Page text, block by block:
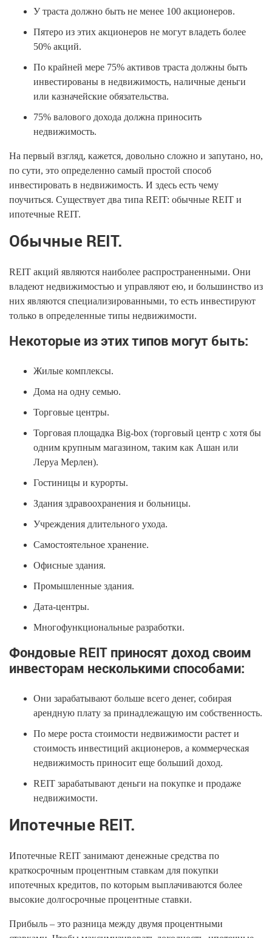
У траста должно быть не менее 100 акционеров.
Пятеро из этих акционеров не могут владеть более
50% акций.
По крайней мере 75% активов траста должны быть
инвестированы в недвижимость, наличные деньги
или казначейские обязательства.
75% валового дохода должна приносить
недвижимость.
На первый взгляд, кажется, довольно сложно и запутано, но,
по сути, это определенно самый простой способ
инвестировать в недвижимость. И здесь есть чему
поучиться. Существует два типа REIT: обычные REIT и
ипотечные REIT.
Обычные REIT.
REIT акций являются наиболее распространенными. Они
владеют недвижимостью и управляют ею, и большинство из
них являются специализированными, то есть инвестируют
только в определенные типы недвижимости.
Некоторые из этих типов могут быть:
Жилые комплексы.
Дома на одну семью.
Торговые центры.
Торговая площадка Big-box (торговый центр с хотя бы
одним крупным магазином, таким как Ашан или
Леруа Мерлен).
Гостиницы и курорты.
Здания здравоохранения и больницы.
Учреждения длительного ухода.
Самостоятельное хранение.
Офисные здания.
Промышленные здания.
Дата-центры.
Многофункциональные разработки.
Фондовые REIT приносят доход своим
инвесторам несколькими способами:
Они зарабатывают больше всего денег, собирая
арендную плату за принадлежащую им собственность.
По мере роста стоимости недвижимости растет и
стоимость инвестиций акционеров, а коммерческая
недвижимость приносит еще больший доход.
REIT зарабатывают деньги на покупке и продаже
недвижимости.
Ипотечные REIT.
Ипотечные REIT занимают денежные средства по
краткосрочным процентным ставкам для покупки
ипотечных кредитов, по которым выплачиваются более
высокие долгосрочные процентные ставки.
Прибыль – это разница между двумя процентными